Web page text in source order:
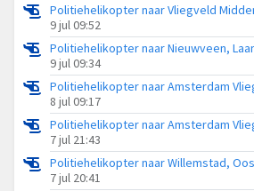
9 jul 09:52
9 jul 09:34
8 jul 09:17
7 jul 21:43
Politiehelikopter naar Willemstad,
7 jul 20:41